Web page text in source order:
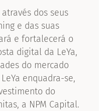
dos seus
e das suas
e fortalecerá o
digital da LeYa,
do mercado
enquadra-se,
do
a NPM Capital.